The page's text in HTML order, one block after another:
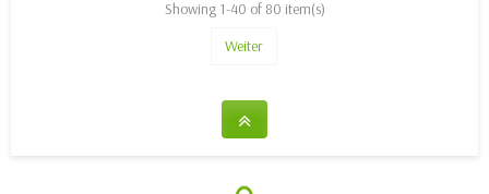
Showing 1-40 of 80 item(s)
Weiter